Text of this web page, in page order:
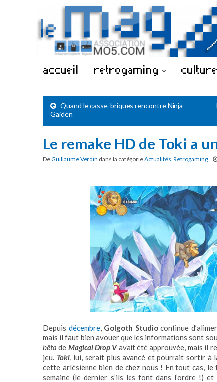
accueil retrogaming culture
Quand le casse-briques rencontre Ninja
Gaiden
Le remake HD de Toki a
DeGuillaume Verdin dans la catégorieActualités, Retrogaming
Depuis décembre, Golgoth Studiocontinue
mais il faut bien avouer que les informations sont
bêta de Magical Drop Vavait été approuvée, mais il
jeu. Toki, lui, serait plus avancé et pourrait sortir à
cette arlésienne bien de chez nous ! En tout cas,
semaine (le dernier s’ils les font dans l’ordre !)